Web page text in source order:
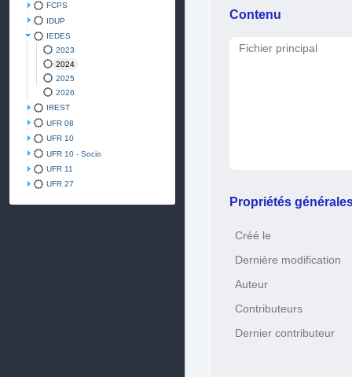
FCPS
IDUP
IEDES
2023
2024
2025
2026
IREST
UFR 08
UFR 10
UFR 10 - Socio
UFR 11
UFR 27
Contenu
Fichier principal
Propriétés
Créé le
Dernière modification
Auteur
Contributeurs
Dernier contributeur